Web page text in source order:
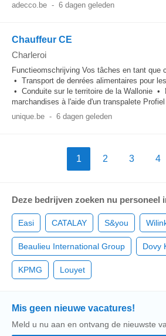
adecco.be - 6 dagen geleden
Chauffeur CE
Charleroi
Functieomschrijving Vos tâches en tant que
• Transport de denrées alimentaires pour
• Conduite sur le territoire de la Wallonie •
marchandises à l'aide d'un transpalete
unique.be - 6 dagen geleden
1 2 3 4
Deze bedrijven zoeken nu personeel
Easi CATALAY S&you
Beaulieu International Group Dovy
KPMG Louyet
Mis geen nieuwe vacatures!
Meld u nu aan en ontvang de nieuwste